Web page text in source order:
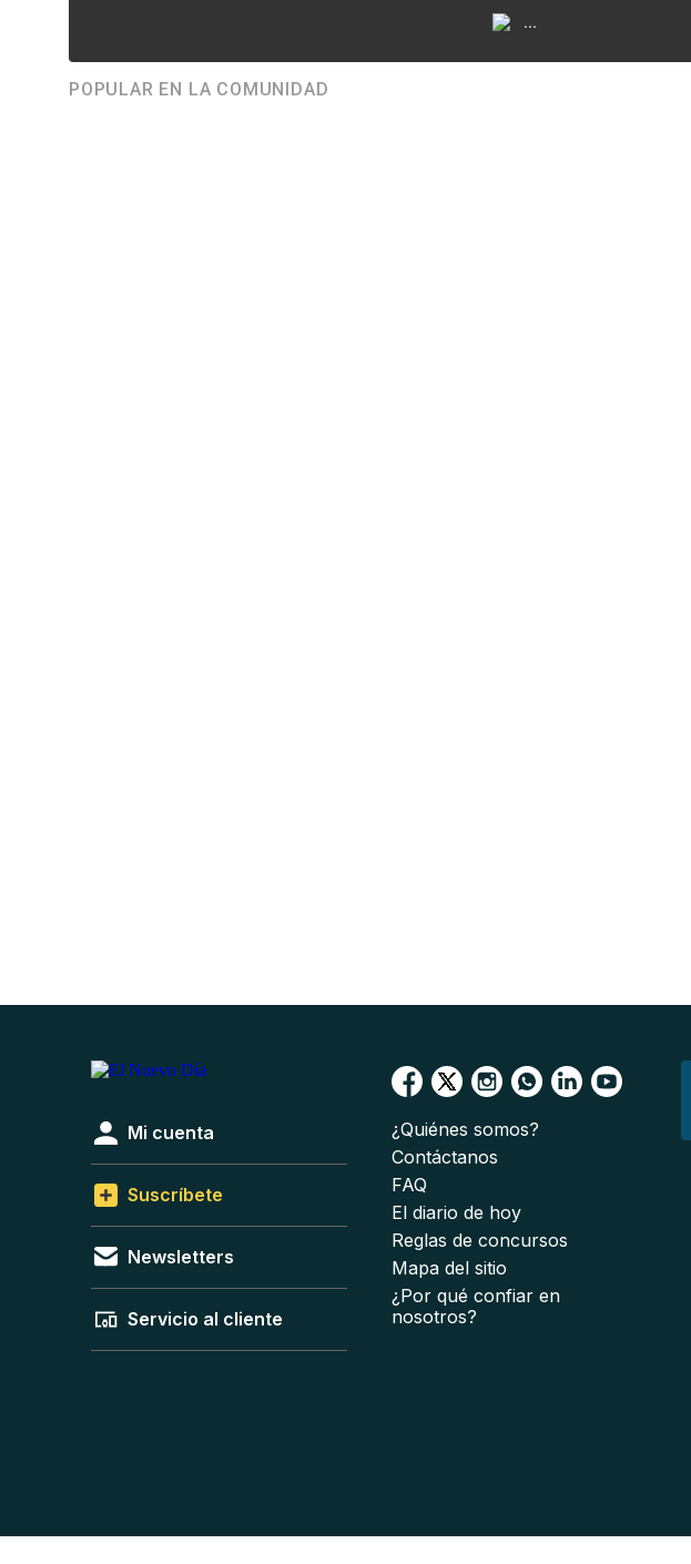
...
POPULAR EN LA COMUNIDAD
Mi cuenta
Suscríbete
Newsletters
Servicio al cliente
¿Quiénes somos?
Contáctanos
FAQ
El diario de hoy
Reglas de concursos
Mapa del sitio
¿Por qué confiar en
nosotros?